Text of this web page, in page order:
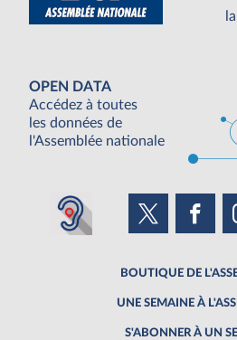
OPEN DATA
Accédez à toutes
les données de
l'Assemblée nationale
BOUTIQUE DE
UNE SEMAINE À
S'ABONNER À UN